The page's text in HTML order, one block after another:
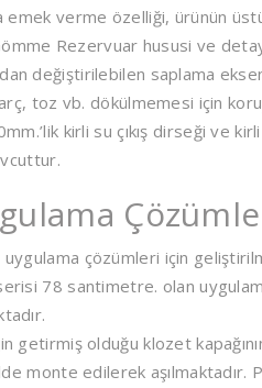
emek verme özelliği, ürünün
Rezervuar hususi ve
değiştirilebilen saplama
harç, toz vb. dökülmemesi için
kirli su çıkış dirseği ve
uygulama çözümleri için
78 santimetre. olan
getirmiş olduğu klozet
monte edilerek